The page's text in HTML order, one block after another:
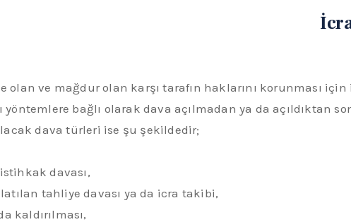
ve mağdur olan karşı tarafın haklarını korunması
bağlı olarak dava açılmadan ya da açıldıktan
dava türleri ise şu şekildedir;
davası,
tahliye davası ya da icra takibi,
kaldırılması,